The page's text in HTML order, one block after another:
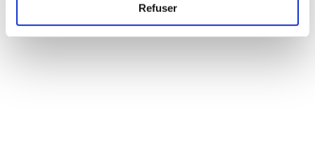
Refuser